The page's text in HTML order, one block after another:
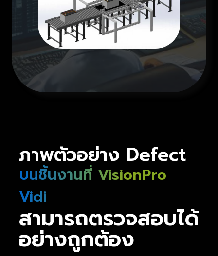
ภาพตัวอย่าง Defect
บนชิ้นงานที่ VisionPro
Vidi
สามารถตรวจสอบได้
อย่างถูกต้อง